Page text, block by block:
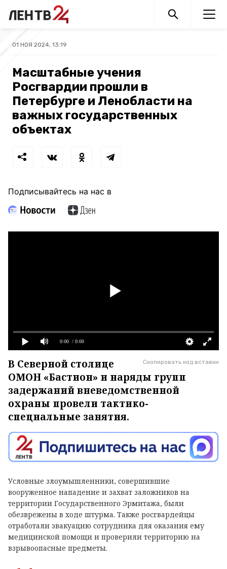
01 НОЯ 2024, 13:19
Масштабные учения
Росгвардии прошли в
Петербурге и Ленобласти на
важных государственных
объектах
Подписывайтесь на нас в
0:00 / 0:00
Скопировать код вставки
В Северной столице
ОМОН «Бастион» и наряды групп
задержаний вневедомственной
охраны провели тактико-
специальные занятия.
Условные злоумышленники, совершившие
вооруженное нападение и захват заложников на
территории Государственного Эрмитажа, были
обезврежены в ходе штурма. Также росгвардейцы
отработали эвакуацию сотрудника для оказания ему
медицинской помощи и проверили территорию на
взрывоопасные предметы.